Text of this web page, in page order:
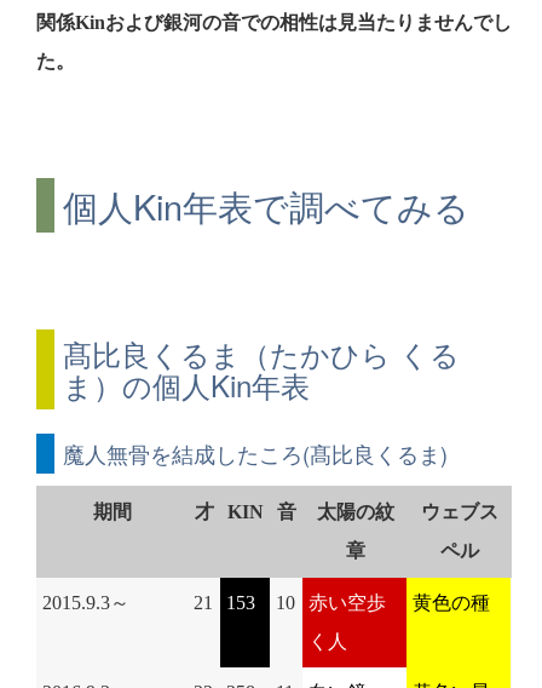
関係Kinおよび銀河の音での相性は見当たりませんでし
た。
個人Kin年表で調べてみる
髙比良くるま（たかひら くる
ま）の個人Kin年表
魔人無骨を結成したころ(髙比良くるま)
期間 才 KIN 音
太陽の紋
章
ウェブス
ペル
2015.9.3～ 21 153 10
赤い空歩
く人
黄色の種